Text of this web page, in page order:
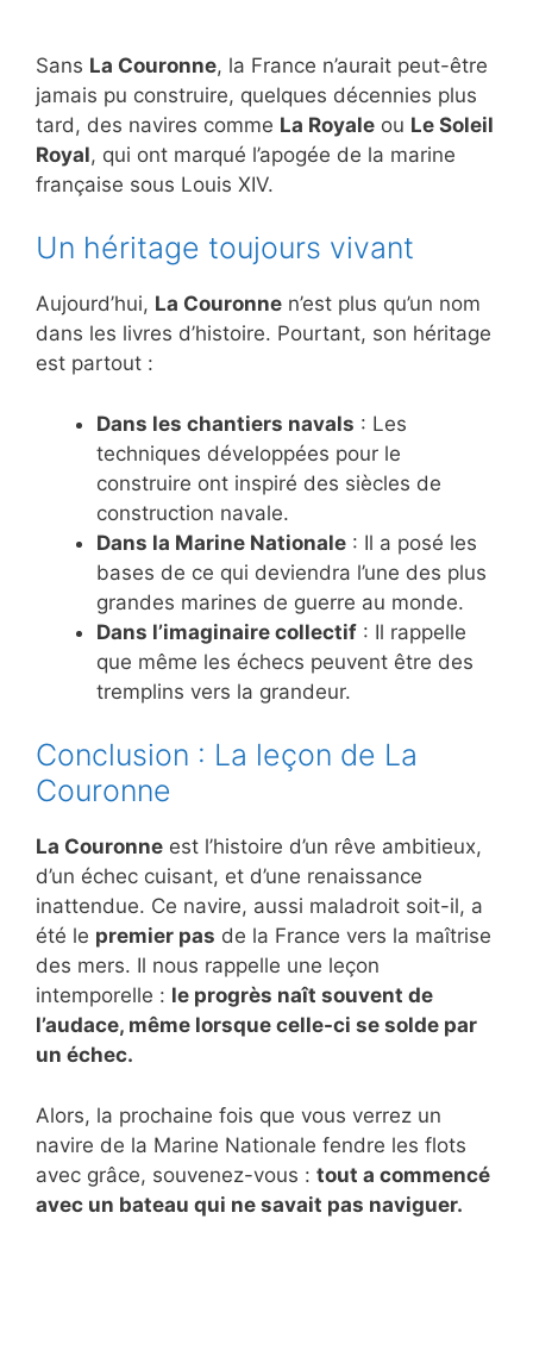
Sans La Couronne, la France n’aurait peut-être
jamais pu construire, quelques décennies plus
tard, des navires comme La Royale ou Le Soleil
Royal, qui ont marqué l’apogée de la marine
française sous Louis XIV.
Un héritage toujours vivant
Aujourd’hui, La Couronne n’est plus qu’un nom
dans les livres d’histoire. Pourtant, son héritage
est partout :
Dans les chantiers navals : Les
techniques développées pour le
construire ont inspiré des siècles de
construction navale.
Dans la Marine Nationale : Il a posé les
bases de ce qui deviendra l’une des plus
grandes marines de guerre au monde.
Dans l’imaginaire collectif : Il rappelle
que même les échecs peuvent être des
tremplins vers la grandeur.
Conclusion : La leçon de La
Couronne
La Couronne est l’histoire d’un rêve ambitieux,
d’un échec cuisant, et d’une renaissance
inattendue. Ce navire, aussi maladroit soit-il, a
été le premier pas de la France vers la maîtrise
des mers. Il nous rappelle une leçon
intemporelle : le progrès naît souvent de
l’audace, même lorsque celle-ci se solde par
un échec.
Alors, la prochaine fois que vous verrez un
navire de la Marine Nationale fendre les flots
avec grâce, souvenez-vous : tout a commencé
avec un bateau qui ne savait pas naviguer.